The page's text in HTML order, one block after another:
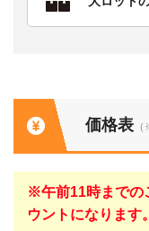
価格表
※午前11時までの
ウントになります